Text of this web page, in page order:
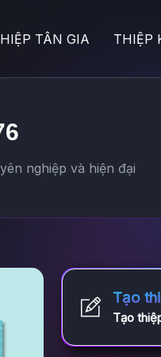
TÂN GIA THIỆP
nghiệp và hiện đại
Tạo
Tạo